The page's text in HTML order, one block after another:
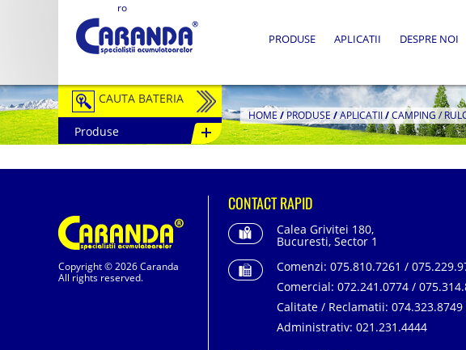
ro
PRODUSE APLICATII DESPRE NOI
CAUTA BATERIA
Auto / Moto
Tractiune
Stationare
Redresoare
Produse
HOME/PRODUSE /APLICATII/CAMPING /
Copyright © 2026 Caranda
All rights reserved.
CONTACT RAPID
Calea Grivitei 180,
Bucuresti, Sector 1
Comenzi: 075.810.7261 /
Comercial: 072.241.0774 /
Calitate / Reclamatii:
Administrativ: 021.231.4444